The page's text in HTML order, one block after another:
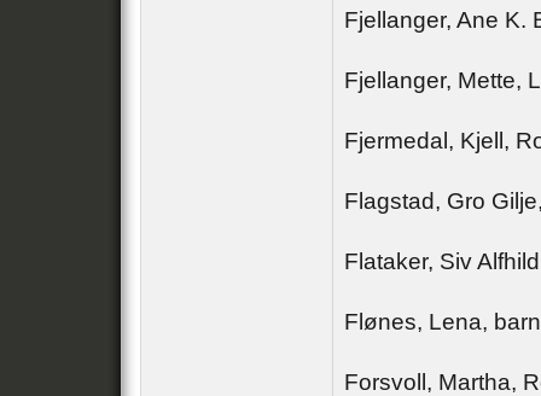
Fjellanger, Ane K.
Fjellanger, Mette,
Fjermedal, Kjell,
Flagstad, Gro
Flataker, Siv
Flønes, Lena,
Forsvoll, Martha,